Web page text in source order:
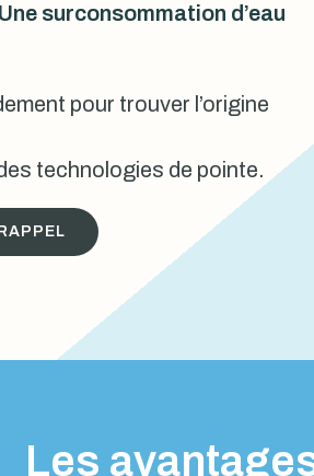
surconsommation d’eau
pour trouver l’origine
technologies de pointe.
Les